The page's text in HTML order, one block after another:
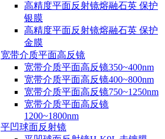
高精度平面反射镜熔融石英 保护
银膜
高精度平面反射镜熔融石英 保护
金膜
宽带介质平面高反镜
宽带介质平面高反镜350~400nm
宽带介质平面高反镜400~800nm
宽带介质平面高反镜750~1250nm
宽带介质平面高反镜
1200~1800nm
平凹球面反射镜